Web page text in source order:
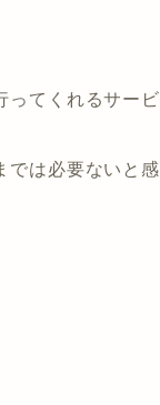
てくれるサービ
は必要ないと